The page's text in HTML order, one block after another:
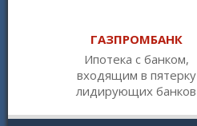
ГАЗПРОМБАНК
Ипотека с банком,
входящим в пятерку
лидирующих банков